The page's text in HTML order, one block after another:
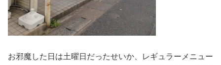
お邪魔した日は土曜日だったせいか、レギュラーメニュー